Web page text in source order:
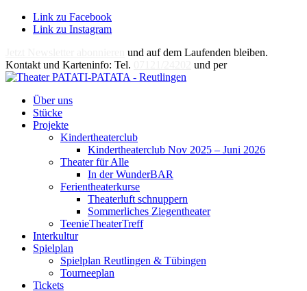
Link zu Facebook
Link zu Instagram
und auf dem Laufenden bleiben.
Kontakt und Karteninfo: Tel.
und per
Über uns
Stücke
Projekte
Kindertheaterclub
Kindertheaterclub Nov 2025 – Juni 2026
Theater für Alle
In der WunderBAR
Ferientheaterkurse
Theaterluft schnuppern
Sommerliches Ziegentheater
TeenieTheaterTreff
Interkultur
Spielplan
Spielplan Reutlingen & Tübingen
Tourneeplan
Tickets